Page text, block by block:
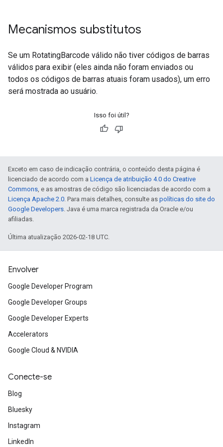
Mecanismos substitutos
Se um RotatingBarcode válido não tiver códigos de barras
válidos para exibir (eles ainda não foram enviados ou
todos os códigos de barras atuais foram usados), um erro
será mostrada ao usuário.
Isso foi útil?
Exceto em caso de indicação contrária, o conteúdo desta página é
licenciado de acordo com a Licença de atribuição 4.0 do Creative
Commons, e as amostras de código são licenciadas de acordo com a
Licença Apache 2.0. Para mais detalhes, consulte as políticas do site do
Google Developers. Java é uma marca registrada da Oracle e/ou
afiliadas.
Última atualização 2026-02-18 UTC.
Envolver
Google Developer Program
Google Developer Groups
Google Developer Experts
Accelerators
Google Cloud & NVIDIA
Conecte-se
Blog
Bluesky
Instagram
LinkedIn